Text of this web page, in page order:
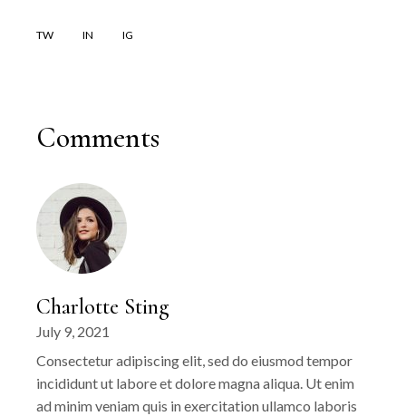
TW IN IG
Comments
Charlotte Sting
July 9, 2021
Consectetur adipiscing elit, sed do eiusmod tempor
incididunt ut labore et dolore magna aliqua. Ut enim
ad minim veniam quis in exercitation ullamco laboris